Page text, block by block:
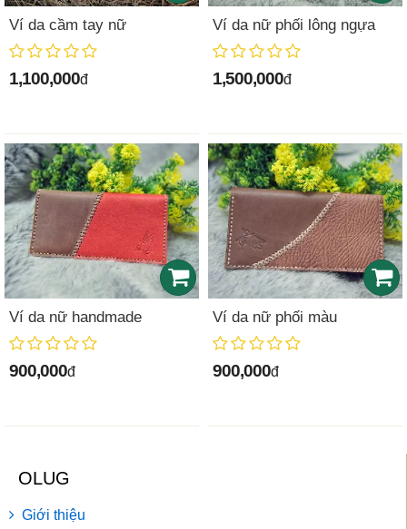
Ví da cầm tay nữ
1,100,000đ
Ví da nữ phối lông ngựa
1,500,000đ
Ví da nữ handmade
900,000đ
Ví da nữ phối màu
900,000đ
OLUG
Giới thiệu